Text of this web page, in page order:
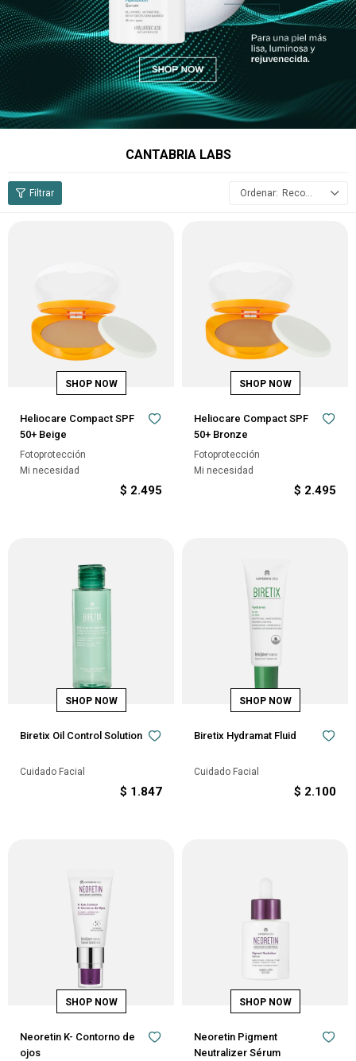
CANTABRIA LABS
Recomendados
Heliocare Compact SPF
50+ Beige
Fotoprotección
Mi necesidad
$ 2.495
Heliocare Compact SPF
50+ Bronze
Fotoprotección
Mi necesidad
$ 2.495
Biretix Oil Control Solution
Cuidado Facial
$ 1.847
Biretix Hydramat Fluid
Cuidado Facial
$ 2.100
Neoretin K- Contorno de
ojos
Neoretin Pigment
Neutralizer Sérum